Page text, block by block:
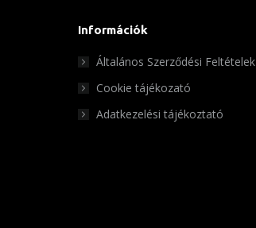
Információk
Általános Szerződési Feltételek
Cookie tájékozató
Adatkezelési tájékoztató